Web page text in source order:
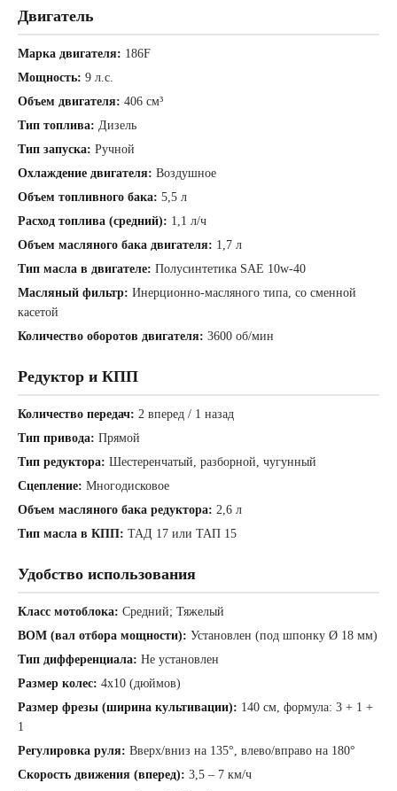
Двигатель
Марка двигателя: 186F
Мощность: 9 л.с.
Объем двигателя: 406 см³
Тип топлива: Дизель
Тип запуска: Ручной
Охлаждение двигателя: Воздушное
Объем топливного бака: 5,5 л
Расход топлива (средний): 1,1 л/ч
Объем масляного бака двигателя: 1,7 л
Тип масла в двигателе: Полусинтетика SAE 10w-40
Масляный фильтр: Инерционно-масляного типа, со сменной
касетой
Количество оборотов двигателя: 3600 об/мин
Редуктор и КПП
Количество передач: 2 вперед / 1 назад
Тип привода: Прямой
Тип редуктора: Шестеренчатый, разборной, чугунный
Сцепление: Многодисковое
Объем масляного бака редуктора: 2,6 л
Тип масла в КПП: ТАД 17 или ТАП 15
Удобство использования
Класс мотоблока: Средний; Тяжелый
ВОМ (вал отбора мощности): Установлен (под шпонку Ø 18 мм)
Тип дифференциала: Не установлен
Размер колес: 4х10 (дюймов)
Размер фрезы (ширина культивации): 140 см, формула: 3 + 1 +
1
Регулировка руля: Вверх/вниз на 135°, влево/вправо на 180°
Скорость движения (вперед): 3,5 – 7 км/ч